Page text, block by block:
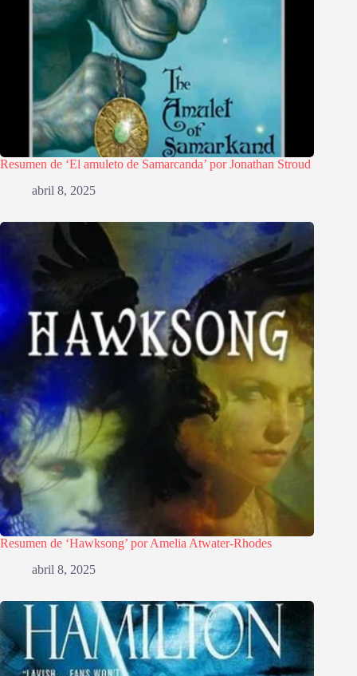
Resumen de ‘El amuleto de Samarcanda’ por Jonathan Stroud
abril 8, 2025
Resumen de ‘Hawksong’ por Amelia Atwater-Rhodes
abril 8, 2025